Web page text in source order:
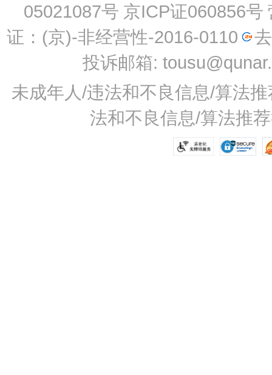
05021087号 京ICP证060856号
证：(京)-非经营性-2016-0110
投诉邮箱:
未成年人/违法和不良信息/算法
法和不良信息/算法推